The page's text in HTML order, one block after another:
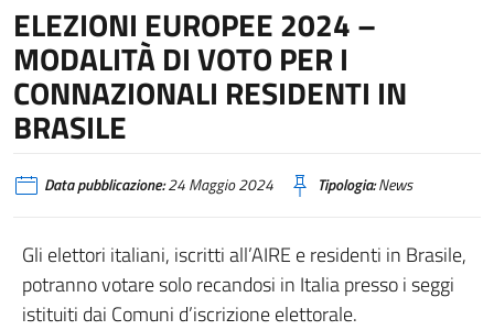
ELEZIONI EUROPEE 2024 –
MODALITÀ DI VOTO PER I
CONNAZIONALI RESIDENTI IN
BRASILE
Data pubblicazione:24 Maggio 2024 Tipologia:News
Gli elettori italiani, iscritti all’AIRE e residenti in Brasile,
potranno votare solo recandosi in Italia presso i seggi
istituiti dai Comuni d’iscrizione elettorale.